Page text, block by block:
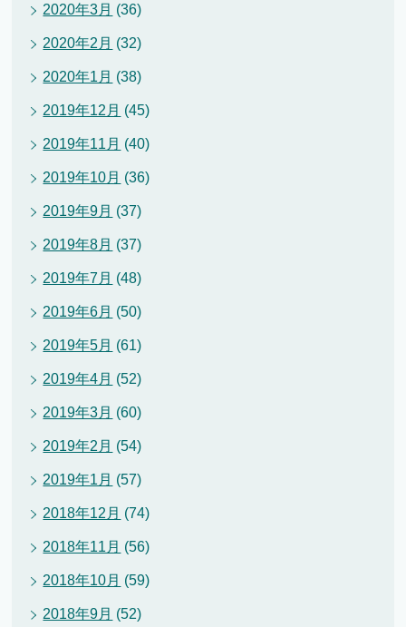
2020年3月 (36)
2020年2月 (32)
2020年1月 (38)
2019年12月 (45)
2019年11月 (40)
2019年10月 (36)
2019年9月 (37)
2019年8月 (37)
2019年7月 (48)
2019年6月 (50)
2019年5月 (61)
2019年4月 (52)
2019年3月 (60)
2019年2月 (54)
2019年1月 (57)
2018年12月 (74)
2018年11月 (56)
2018年10月 (59)
2018年9月 (52)